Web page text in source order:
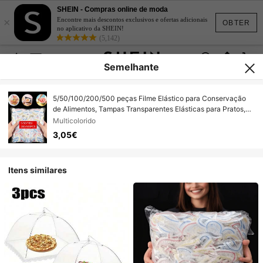
OBTER
×
SHEIN - Compras online de moda
Encontre mais descontos exclusivos e ofertas adicionais
no aplicativo da SHEIN!
(5,142)
Semelhante
5/50/100/200/500 peças Filme Elástico para Conservação
de Alimentos, Tampas Transparentes Elásticas para Pratos,
Reutilizáveis, Multifuncionais, Inodoras, Película de Alimentos
para Cozinha, À Prova de Poeira e Insetos, Adequadas para
Casa, Restaurante, Piquenique, Compatíveis com Todos os
Multicolorido
3,05€
Itens similares